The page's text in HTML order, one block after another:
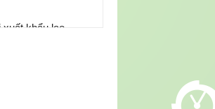
khẩu lao